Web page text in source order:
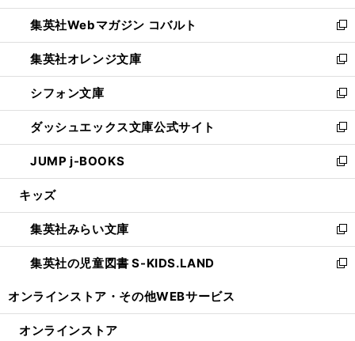
開
く
ウ
で
開
く
ン
ド
ウ
で
開
く
ウ
ィ
ン
ド
ウ
で
開
く
集英社Webマガジン コバルト
新
し
い
ウ
ィ
ン
ド
ウ
で
開
集英社オレンジ文庫
新
し
い
ウ
ィ
ン
ド
ウ
開
く
シフォン文庫
新
し
い
ウ
ィ
ン
ウ
で
開
く
ダッシュエックス文庫公式サイト
新
し
い
ウ
ン
ド
ウ
で
JUMP j-BOOKS
新
し
ウ
ィ
ン
ド
開
キッズ
集英社みらい文庫
新
し
い
ン
集英社の児童図書 S-KIDS.LAND
新
ウ
オンラインストア・ その他WEBサービス
オンラインストア